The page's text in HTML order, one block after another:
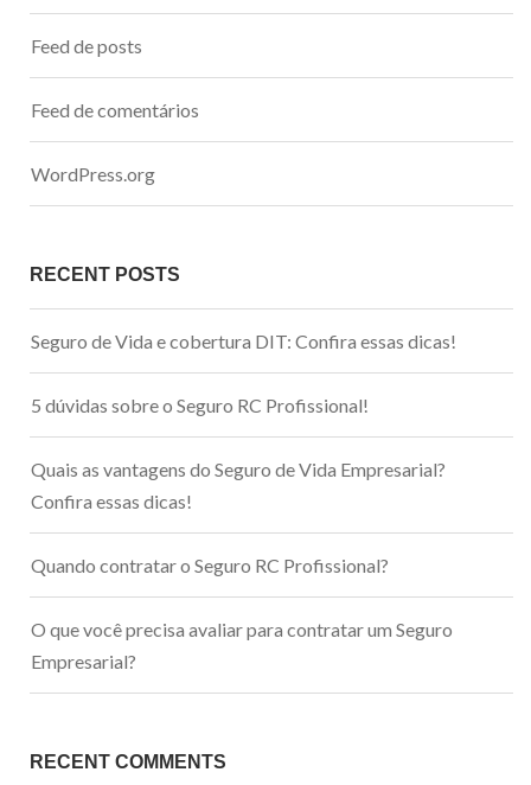
Feed de posts
Feed de comentários
WordPress.org
RECENT POSTS
Seguro de Vida e cobertura DIT: Confira essas dicas!
5 dúvidas sobre o Seguro RC Profissional!
Quais as vantagens do Seguro de Vida Empresarial?
Confira essas dicas!
Quando contratar o Seguro RC Profissional?
O que você precisa avaliar para contratar um Seguro
Empresarial?
RECENT COMMENTS